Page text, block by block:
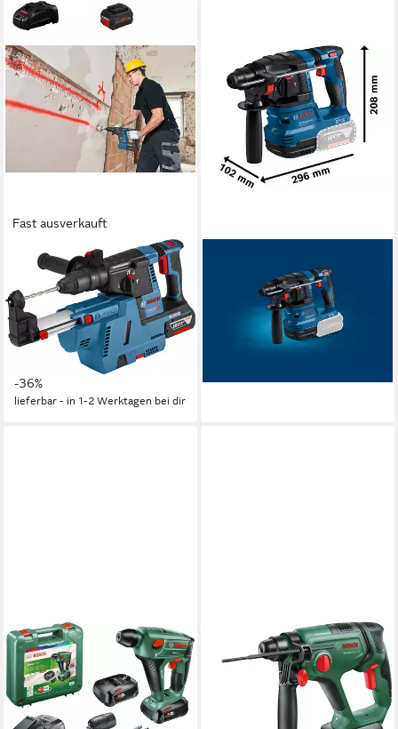
Fast ausverkauft
BOSCH PROFESSIONAL
Akku-Bohrhammer »GBH
18V-26F«, Inkl. 2x Akkus
5,5Ah und Ladegerät, mit
SDS plus, in L-BOXX 238
UVP 1.015,07 €
-36%
lieferbar - in 1-2 Werktagen bei dir
Akku-Bohrhammer GBH 18 V-
22 inkl. GDE 18 V-12, 18 V,
max. 4675 U/min, (Set, 6-tlg)
191,69 €